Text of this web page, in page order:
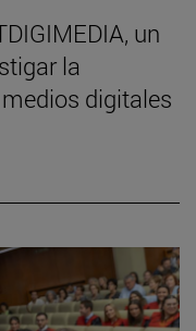
un
la
digitales